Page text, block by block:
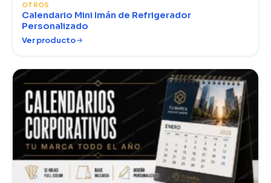
OTROS
Calendario Mini Imán de Refrigerador
Personalizado
Ver producto